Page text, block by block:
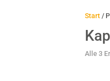
Start /
Alle 3